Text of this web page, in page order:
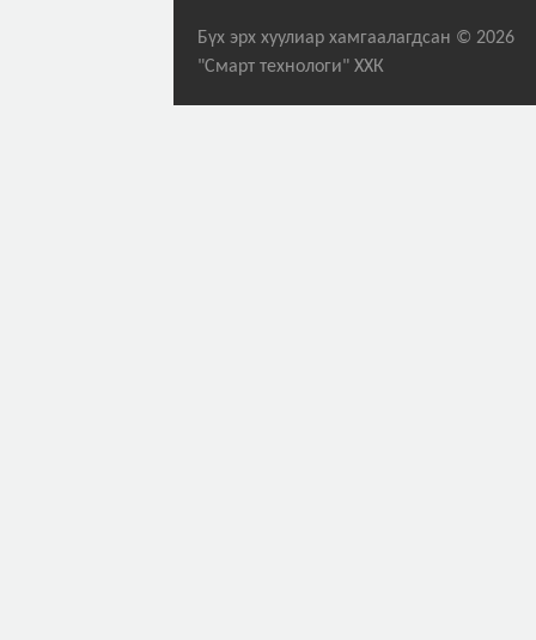
Бүх эрх хуулиар хамгаалагдсан © 2026
"Смарт технологи" ХХК